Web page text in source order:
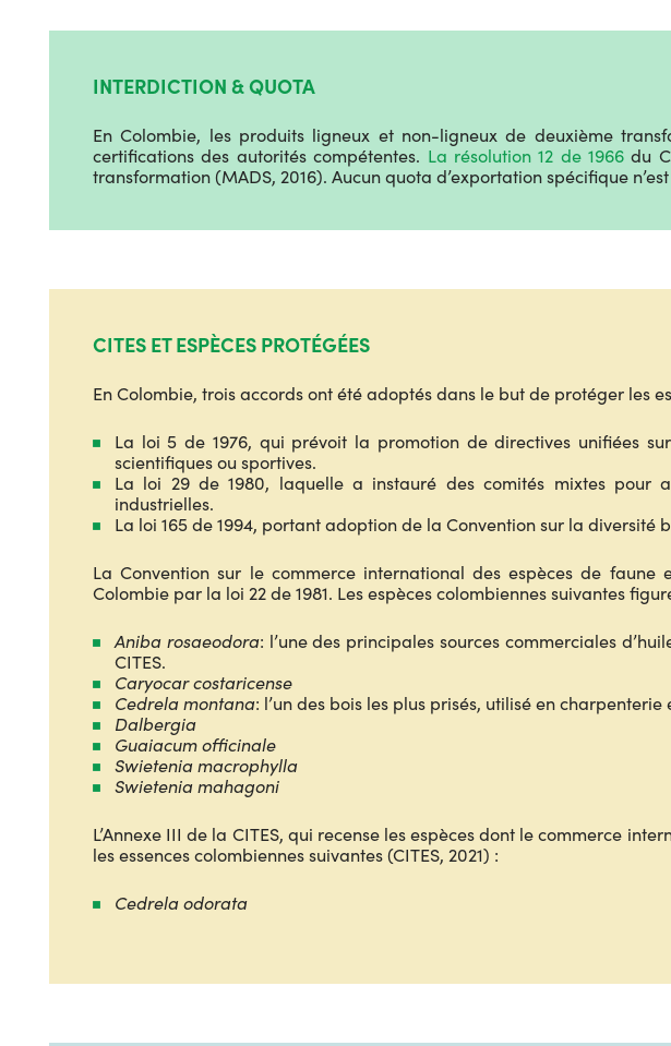
INTERDICTION & QUOTA
En Colombie, les produits ligneux et non-ligneux de deuxième
certifications des autorités compétentes. La résolution 12 de 1966 du
transformation (MADS, 2016). Aucun quota d’exportation spécifique
CITES ET ESPÈCES PROTÉGÉES
En Colombie, trois accords ont été adoptés dans le but de protéger les
La loi 5 de 1976, qui prévoit la promotion de directives unifiées
scientifiques ou sportives.
La loi 29 de 1980, laquelle a instauré des comités mixtes pour
industrielles.
La loi 165 de 1994, portant adoption de la Convention sur la diversité
La Convention sur le commerce international des espèces de
Colombie par la loi 22 de 1981. Les espèces colombiennes suivantes
Aniba rosaeodora: l’une des principales sources commerciales
CITES.
Caryocar costaricense
Cedrela montana: l’un des bois les plus prisés, utilisé en
Dalbergia
Guaiacum officinale
Swietenia macrophylla
Swietenia mahagoni
L’Annexe III de la CITES, qui recense les espèces dont le commerce
les essences colombiennes suivantes (CITES, 2021) :
Cedrela odorata